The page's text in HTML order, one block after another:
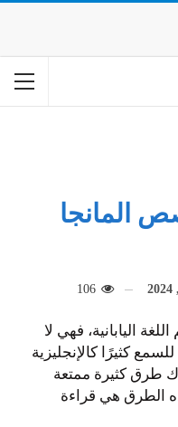
المانجا
اليابانية، فهي لا
كثيرًا كالإنجليزية
طرق كثيرة ممتعة
الطرق هي قراءة